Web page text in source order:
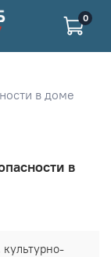
0
в доме
в